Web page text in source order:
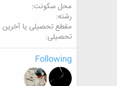
محل سکونت
رشته
مقطع تحصیلی یا
تحصیلی
Following